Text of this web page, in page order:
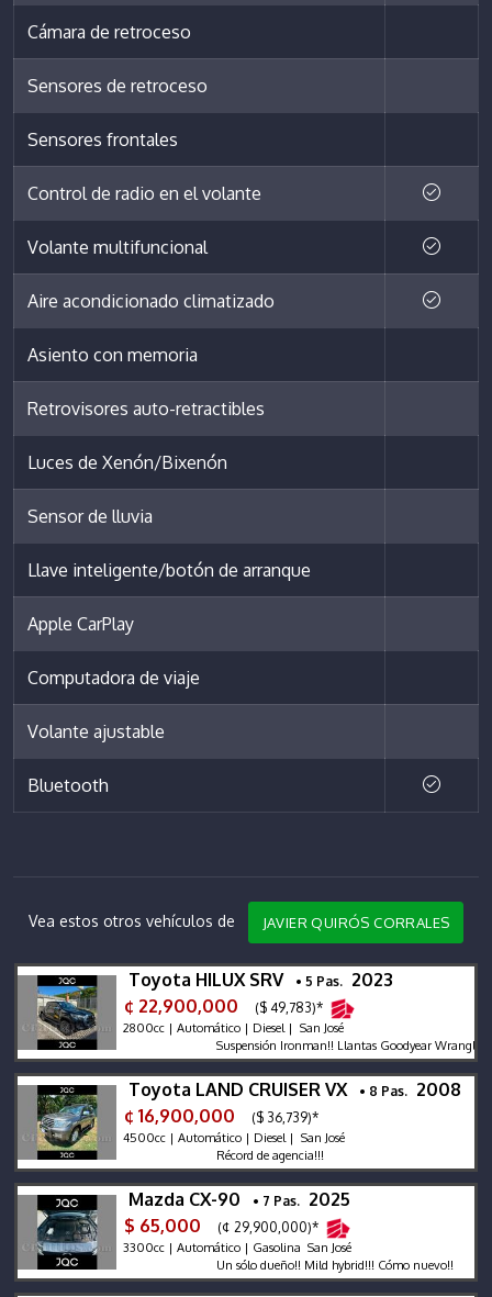
Cámara de retroceso
Sensores de retroceso
Sensores frontales
Control de radio en el volante
Volante multifuncional
Aire acondicionado climatizado
Asiento con memoria
Retrovisores auto-retractibles
Luces de Xenón/Bixenón
Sensor de lluvia
Llave inteligente/botón de arranque
Apple CarPlay
Computadora de viaje
Volante ajustable
Bluetooth
Vea estos otros vehículos de JAVIER QUIRÓS CORRALES
Toyota HILUX SRV • 5 Pas. 2023
¢ 22,900,000
($ 49,783)*
2800cc | Automático | Diesel | San José
Suspensión Ironman!! Llantas Goodyear Wrangler!!
Toyota LAND CRUISER VX • 8 Pas. 2008
¢ 16,900,000
($ 36,739)*
4500cc | Automático | Diesel | San José
Récord de agencia!!!
Mazda CX-90 • 7 Pas. 2025
$ 65,000
(¢ 29,900,000)*
3300cc | Automático | Gasolina San José
Un sólo dueño!! Mild hybrid!!! Cómo nuevo!!